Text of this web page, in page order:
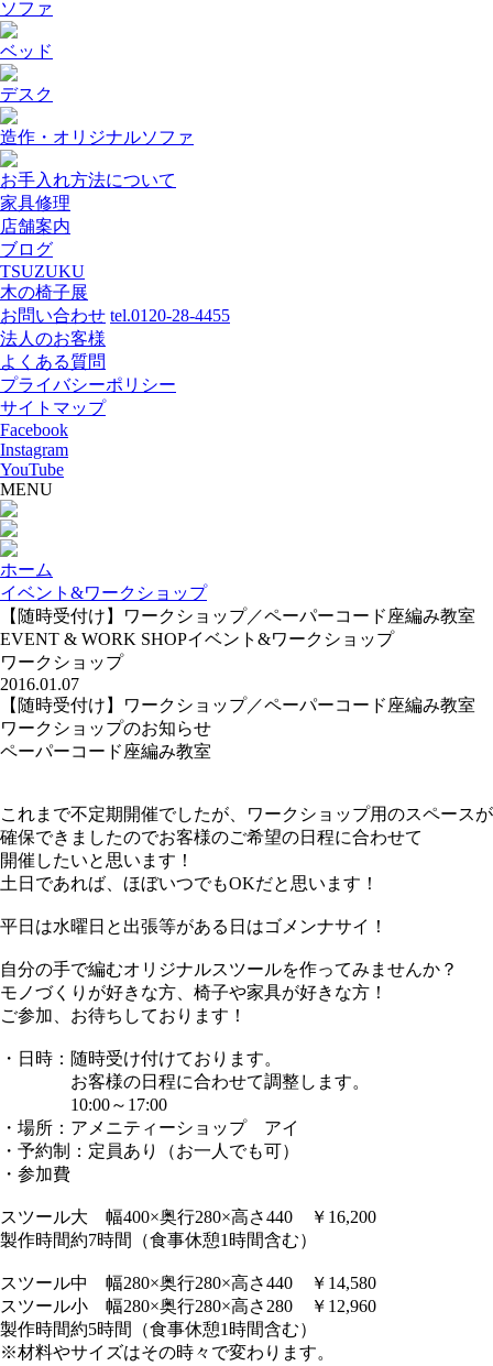
ソファ
ベッド
デスク
造作・オリジナルソファ
お手入れ方法について
家具修理
店舗案内
ブログ
TSUZUKU
木の椅子展
お問い合わせ tel.0120-28-4455
法人のお客様
よくある質問
プライバシーポリシー
サイトマップ
Facebook
Instagram
YouTube
MENU
ホーム
イベント&ワークショップ
【随時受付け】ワークショップ／ペーパーコード座編み教室
EVENT & WORK SHOPイベント&ワークショップ
ワークショップ
2016.01.07
【随時受付け】ワークショップ／ペーパーコード座編み教室
ワークショップのお知らせ
ペーパーコード座編み教室
これまで不定期開催でしたが、ワークショップ用のスペースが
確保できましたのでお客様のご希望の日程に合わせて
開催したいと思います！
土日であれば、ほぼいつでもOKだと思います！
平日は水曜日と出張等がある日はゴメンナサイ！
自分の手で編むオリジナルスツールを作ってみませんか？
モノづくりが好きな方、椅子や家具が好きな方！
ご参加、お待ちしております！
・日時：随時受け付けております。
お客様の日程に合わせて調整します。
10:00～17:00
・場所：アメニティーショップ アイ
・予約制：定員あり（お一人でも可）
・参加費
スツール大 幅400×奥行280×高さ440 ￥16,200
製作時間約7時間（食事休憩1時間含む）
スツール中 幅280×奥行280×高さ440 ￥14,580
スツール小 幅280×奥行280×高さ280 ￥12,960
製作時間約5時間（食事休憩1時間含む）
※材料やサイズはその時々で変わります。